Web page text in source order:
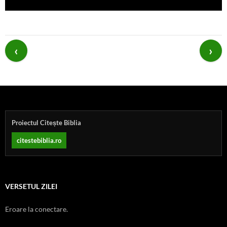
Post
navigation
Proiectul Citește Biblia
citestebiblia.ro
VERSETUL ZILEI
Eroare la conectare.